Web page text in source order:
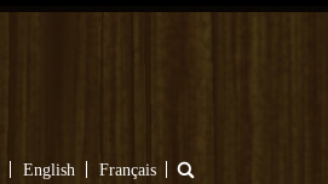
English Français